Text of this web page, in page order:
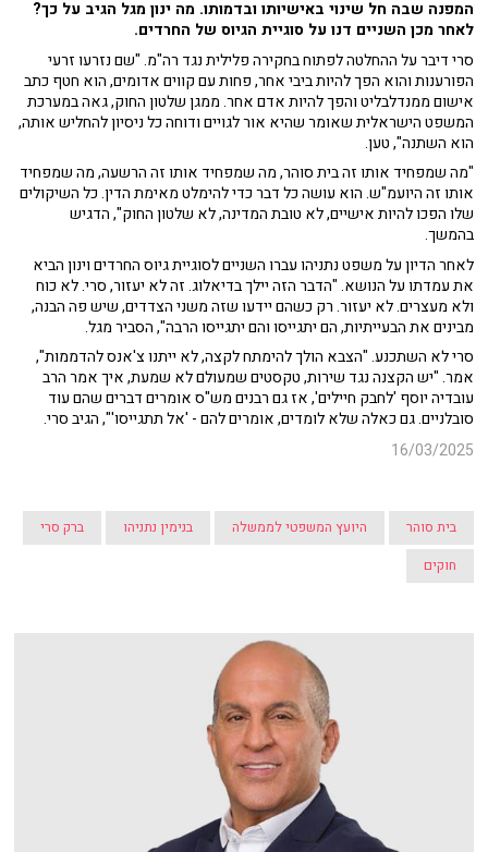
המפנה שבה חל שינוי באישיותו ובדמותו. מה ינון מגל הגיב על כך?
לאחר מכן השניים דנו על סוגיית הגיוס של החרדים.
סרי דיבר על ההחלטה לפתוח בחקירה פלילית נגד רה"מ. "שם נזרעו זרעי
הפורענות והוא הפך להיות ביבי אחר, פחות עם קווים אדומים, הוא חטף כתב
אישום ממנדלבליט והפך להיות אדם אחר. ממגן שלטון החוק, גאה במערכת
המשפט הישראלית שאומר שהיא אור לגויים ודוחה כל ניסיון להחליש אותה,
הוא השתנה", טען.
"מה שמפחיד אותו זה בית סוהר, מה שמפחיד אותו זה הרשעה, מה שמפחיד
אותו זה היועמ"ש. הוא עושה כל דבר כדי להימלט מאימת הדין. כל השיקולים
שלו הפכו להיות אישיים, לא טובת המדינה, לא שלטון החוק", הדגיש
בהמשך.
לאחר הדיון על משפט נתניהו עברו השניים לסוגיית גיוס החרדים וינון הביא
את עמדתו על הנושא. "הדבר הזה יילך בדיאלוג. זה לא יעזור, סרי. לא כוח
ולא מעצרים. לא יעזור. רק כשהם יידעו שזה משני הצדדים, שיש פה הבנה,
מבינים את הבעייתיות, הם יתגייסו והם יתגייסו הרבה", הסביר מגל.
סרי לא השתכנע. "הצבא הולך להימתח לקצה, לא ייתנו צ'אנס להדממות",
אמר. "יש הקצנה נגד שירות, טקסטים שמעולם לא שמעת, איך אמר הרב
עובדיה יוסף 'לחבק חיילים', אז גם רבנים מש"ס אומרים דברים שהם עוד
סובלניים. גם כאלה שלא לומדים, אומרים להם - 'אל תתגייסו'", הגיב סרי.
16/03/2025
בית סוהר היועץ המשפטי לממשלה בנימין נתניהו
ברק סרי
חוקים